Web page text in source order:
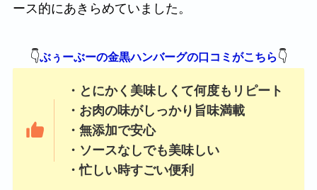
ース的にあきらめていました。
👇ぶぅーぶーの金黒ハンバーグの口コミがこちら 👇
・とにかく美味しくて何度もリピート
・お肉の味がしっかり旨味満載
・無添加で安心
・ソースなしでも美味しい
・忙しい時すごい便利